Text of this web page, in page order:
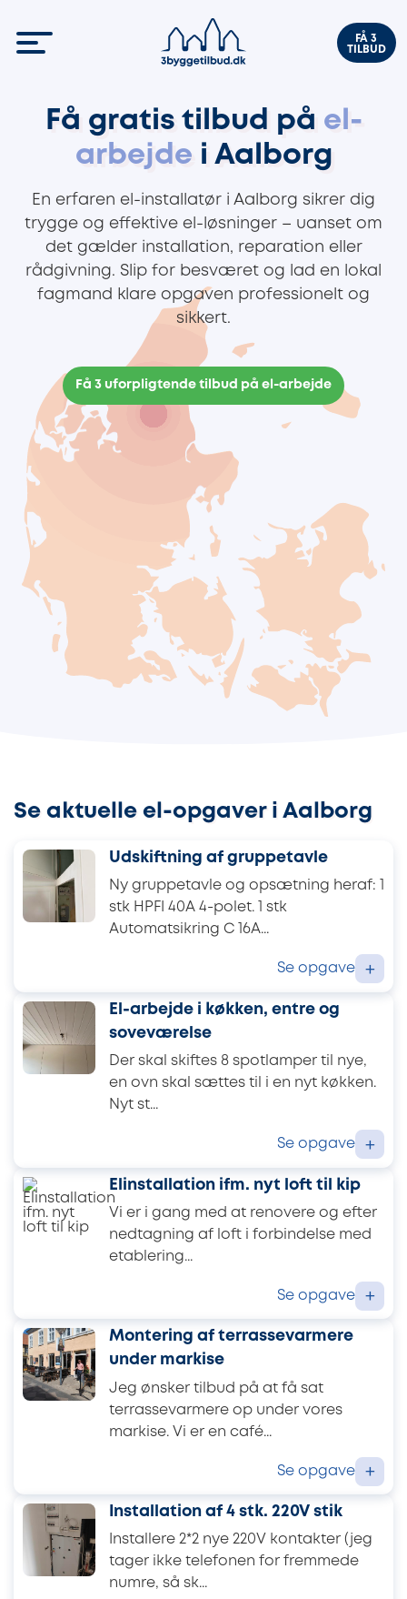
FÅ 3
TILBUD
Få gratis tilbud på el-
arbejde i Aalborg
En erfaren el-installatør i Aalborg sikrer dig
trygge og effektive el-løsninger – uanset om
det gælder installation, reparation eller
rådgivning. Slip for besværet og lad en lokal
fagmand klare opgaven professionelt og
sikkert.
Få 3 uforpligtende tilbud på el-arbejde
Se aktuelle el-opgaver i Aalborg
Udskiftning af gruppetavle
Ny gruppetavle og opsætning heraf: 1
stk HPFI 40A 4-polet. 1 stk
Automatsikring C 16A...
Se opgave +
El-arbejde i køkken, entre og
soveværelse
Der skal skiftes 8 spotlamper til nye,
en ovn skal sættes til i en nyt køkken.
Nyt st...
Se opgave +
Elinstallation ifm. nyt loft til kip
Vi er i gang med at renovere og efter
nedtagning af loft i forbindelse med
etablering...
Se opgave +
Montering af terrassevarmere
under markise
Jeg ønsker tilbud på at få sat
terrassevarmere op under vores
markise. Vi er en café...
Se opgave +
Installation af 4 stk. 220V stik
Installere 2*2 nye 220V kontakter (jeg
tager ikke telefonen for fremmede
numre, så sk...